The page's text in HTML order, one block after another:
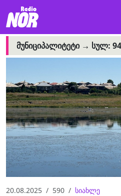
ᲛᲣᲜᲘᲪᲘᲞᲐᲚᲘᲢᲔᲢᲘ → ᲡᲣᲚ:
20.08.2025 590 სიახლე